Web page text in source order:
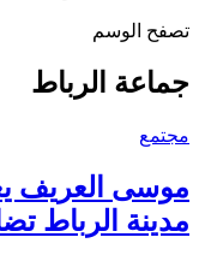
تصفح الوسم
جماعة الرباط
مجتمع
موسى العريف
مدينة الرباط